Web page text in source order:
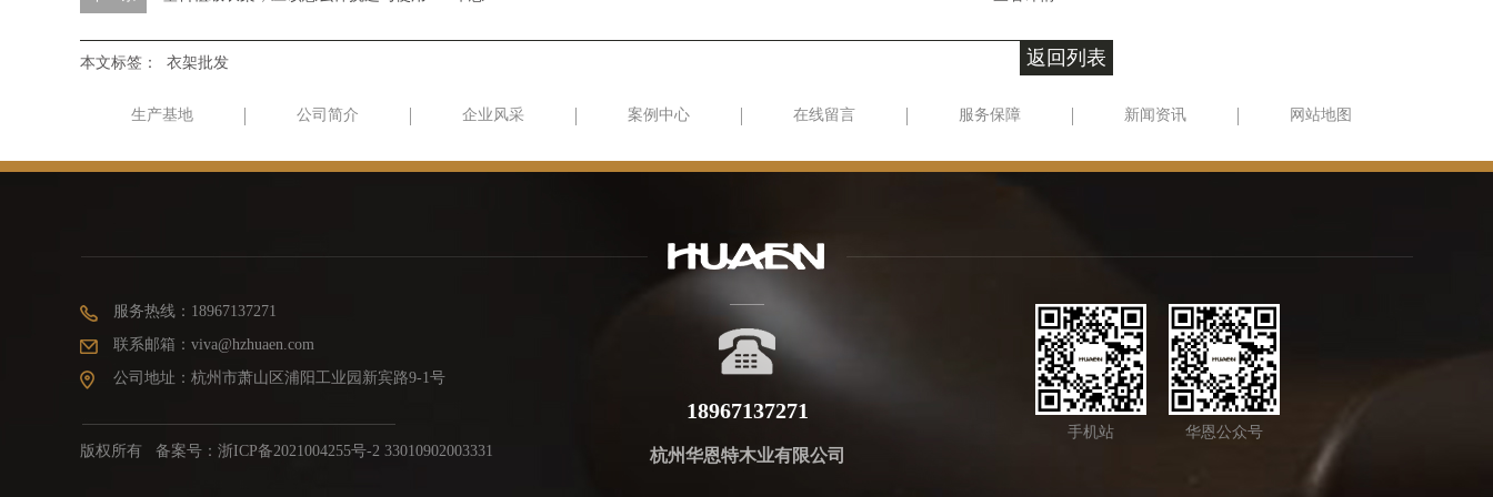
返回列表
本文标签： 衣架批发
生产基地 公司简介 企业风采 案例中心 在线留言 服务保障 新闻资讯 网站地图
服务热线：18967137271
联系邮箱：viva@hzhuaen.com
公司地址：杭州市萧山区浦阳工业园新宾路9-1号
版权所有 备案号： 浙ICP备2021004255号-2 33010902003331
18967137271
杭州华恩特木业有限公司
手机站 华恩公众号